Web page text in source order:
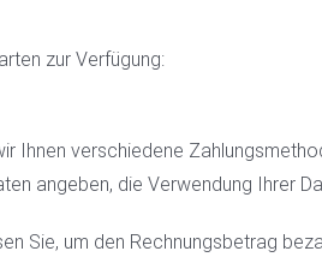
zur Verfügung:
Ihnen verschiedene
angeben, die Verwendung Ihrer
Sie, um den Rechnungsbetrag